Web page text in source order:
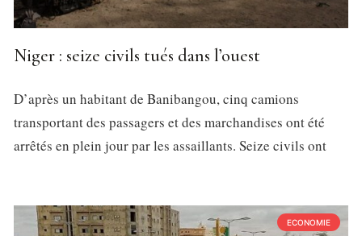
Niger : seize civils tués dans l’ouest
D’après un habitant de Banibangou, cinq camions
transportant des passagers et des marchandises ont été
arrêtés en plein jour par les assaillants. Seize civils ont
ECONOMIE